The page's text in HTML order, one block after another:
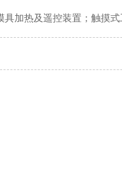
加热及遥控装置；触摸式